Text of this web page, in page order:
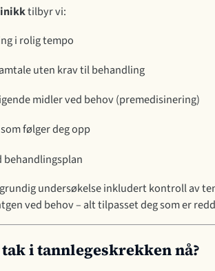
tilbyr vi:
i rolig tempo
uten krav til behandling
midler ved behov (premedisinering)
følger deg opp
behandlingsplan
undersøkelse inkludert kontroll av
ved behov – alt tilpasset deg som er
i tannlegeskrekken nå?